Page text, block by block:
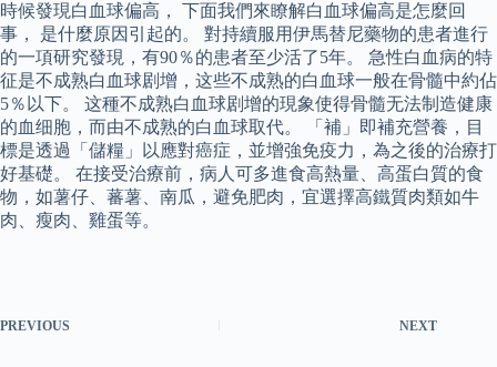
時候發現白血球偏高， 下面我們來瞭解白血球偏高是怎麼回
事， 是什麼原因引起的。 對持續服用伊馬替尼藥物的患者進行
的一項研究發現，有90％的患者至少活了5年。 急性白血病的特
征是不成熟白血球剧增，这些不成熟的白血球一般在骨髓中約佔
5％以下。 这種不成熟白血球剧增的現象使得骨髓无法制造健康
的血细胞，而由不成熟的白血球取代。 「補」即補充營養，目
標是透過「儲糧」以應對癌症，並增強免疫力，為之後的治療打
好基礎。 在接受治療前，病人可多進食高熱量、高蛋白質的食
物，如薯仔、蕃薯、南瓜，避免肥肉，宜選擇高鐵質肉類如牛
肉、瘦肉、雞蛋等。
PREVIOUS NEXT